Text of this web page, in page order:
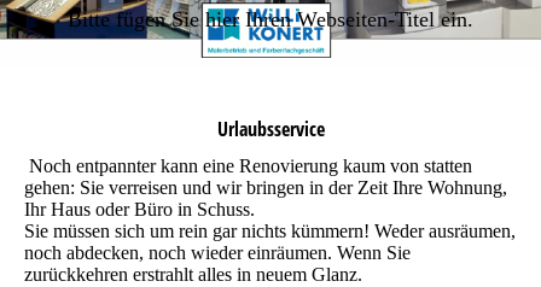
Bitte fügen Sie hier Ihren Webseiten-Titel ein.
Urlaubsservice
Noch entpannter kann eine Renovierung kaum von statten
gehen: Sie verreisen und wir bringen in der Zeit Ihre Wohnung,
Ihr Haus oder Büro in Schuss.
Sie müssen sich um rein gar nichts kümmern! Weder ausräumen,
noch abdecken, noch wieder einräumen. Wenn Sie
zurückkehren erstrahlt alles in neuem Glanz.